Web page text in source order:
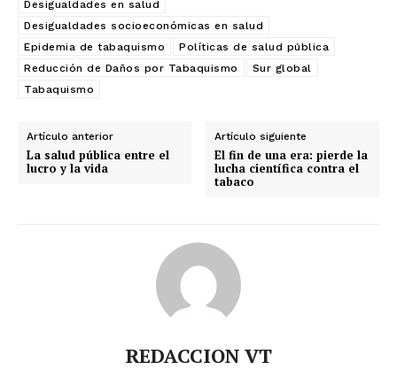
Desigualdades en salud
Desigualdades socioeconómicas en salud
Epidemia de tabaquismo
Políticas de salud pública
Reducción de Daños por Tabaquismo
Sur global
Tabaquismo
Artículo anterior
La salud pública entre el
lucro y la vida
Artículo siguiente
El fin de una era: pierde la
lucha científica contra el
tabaco
REDACCION VT